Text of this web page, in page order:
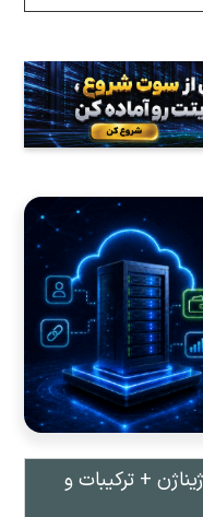
+ ترکیبات و